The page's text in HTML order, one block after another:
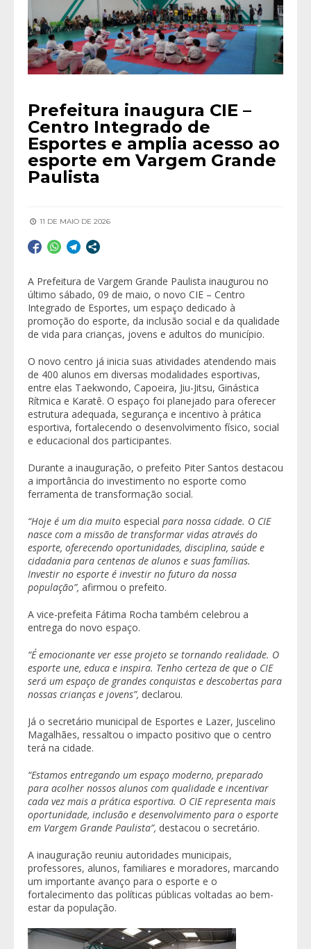
Prefeitura inaugura CIE –
Centro Integrado de
Esportes e amplia acesso ao
esporte em Vargem Grande
Paulista
11 DE MAIO DE 2026
A Prefeitura de Vargem Grande Paulista inaugurou no
último sábado, 09 de maio, o novo CIE – Centro
Integrado de Esportes, um espaço dedicado à
promoção do esporte, da inclusão social e da qualidade
de vida para crianças, jovens e adultos do município.
O novo centro já inicia suas atividades atendendo mais
de 400 alunos em diversas modalidades esportivas,
entre elas Taekwondo, Capoeira, Jiu-Jitsu, Ginástica
Rítmica e Karatê. O espaço foi planejado para oferecer
estrutura adequada, segurança e incentivo à prática
esportiva, fortalecendo o desenvolvimento físico, social
e educacional dos participantes.
Durante a inauguração, o prefeito Piter Santos destacou
a importância do investimento no esporte como
ferramenta de transformação social.
“Hoje é um dia muito especial para nossa cidade. O CIE
nasce com a missão de transformar vidas através do
esporte, oferecendo oportunidades, disciplina, saúde e
cidadania para centenas de alunos e suas famílias.
Investir no esporte é investir no futuro da nossa
população”, afirmou o prefeito.
A vice-prefeita Fátima Rocha também celebrou a
entrega do novo espaço.
“É emocionante ver esse projeto se tornando realidade. O
esporte une, educa e inspira. Tenho certeza de que o CIE
será um espaço de grandes conquistas e descobertas para
nossas crianças e jovens”, declarou.
Já o secretário municipal de Esportes e Lazer, Juscelino
Magalhães, ressaltou o impacto positivo que o centro
terá na cidade.
“Estamos entregando um espaço moderno, preparado
para acolher nossos alunos com qualidade e incentivar
cada vez mais a prática esportiva. O CIE representa mais
oportunidade, inclusão e desenvolvimento para o esporte
em Vargem Grande Paulista”, destacou o secretário.
A inauguração reuniu autoridades municipais,
professores, alunos, familiares e moradores, marcando
um importante avanço para o esporte e o
fortalecimento das políticas públicas voltadas ao bem-
estar da população.